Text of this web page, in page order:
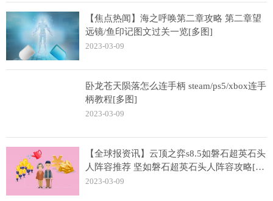
【焦点热闻】海之呼唤第二章攻略 第二章望
远镜/鱼印记图文过关一览[多图]
2023-03-09
卧龙苍天陨落怎么连手柄 steam/ps5/xbox连手
柄教程[多图]
2023-03-09
【全球报资讯】云顶之弈s8.5如磐石超英石头
人阵容推荐 坚如磐石超英石头人阵容攻略[多
图]
2023-03-09